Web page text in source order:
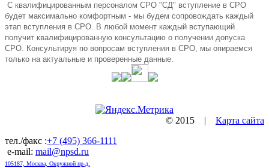
C квалифицированным персоналом СРО "СД" вступление в СРО
будет максимально комфортным - мы будем сопровождать каждый
этап вступления в СРО. В любой момент каждый вступающий
получит квалифицированную консультацию о получении допуска
СРО. Консультируя по вопросам вступления в СРО, мы опираемся
только на актуальные и проверенные данные.
© 2015 | Карта сайта
тел./факс :+7 (495) 366-1111
e-mail: mail@npsd.ru
105187, Москва, Окружной пр-д,